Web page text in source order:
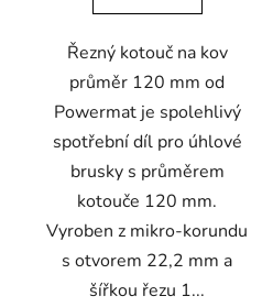
Řezný kotouč na kov
průměr 120 mm od
Powermat je spolehlivý
spotřební díl pro úhlové
brusky s průměrem
kotouče 120 mm.
Vyroben z mikro-korundu
s otvorem 22,2 mm a
šířkou řezu 1...